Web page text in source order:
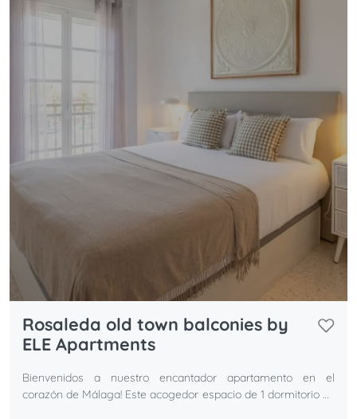
Rosaleda old town balconies by
ELE Apartments
Bienvenidos a nuestro encantador apartamento en el
corazón de Málaga! Este acogedor espacio de 1 dormitorio es